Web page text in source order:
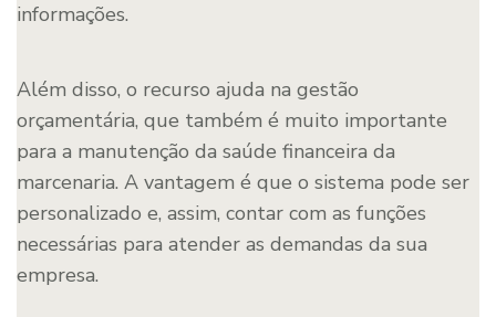
informações.
Além disso, o recurso ajuda na gestão
orçamentária, que também é muito importante
para a manutenção da saúde financeira da
marcenaria. A vantagem é que o sistema pode ser
personalizado e, assim, contar com as funções
necessárias para atender as demandas da sua
empresa.